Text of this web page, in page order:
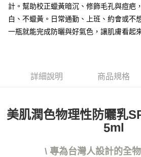
後付繳納相關費用。
是否繳費成功／繳費後需取消欲退款等相關疑
客戶支援中心」https://
權轉讓予恩沛科技股份有限公司。
「AFTEE先享後付」，若未經同意申辦者引起
４．使用「AFTEE先享後付」時，將依據個別
請求用戶進行身份認證。
離島宅配
每筆NT$100，滿NT$3,000(含以上)免運
計。幫助校正蠟黃暗沉、修飾毛孔與痘疤
白、不蠟黃。日常通勤、上班、約會或不
一瓶就能完成防曬與好氣色，讓肌膚看起
詳細說明 商品規格
美肌潤色物理性防曬乳
5ml
\ 專為台灣人設計的全